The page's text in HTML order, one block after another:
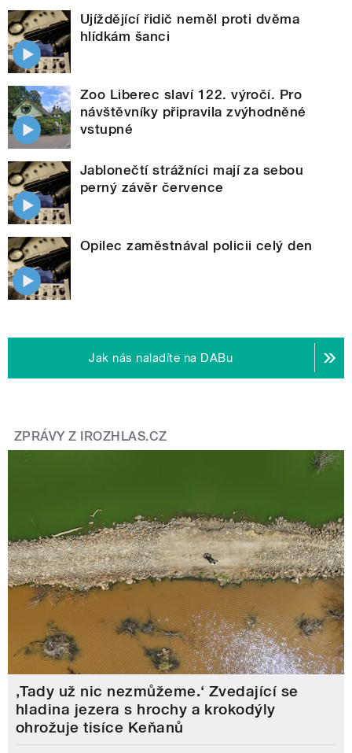
Ujíždějící řidič neměl proti dvěma
hlídkám šanci
Zoo Liberec slaví 122. výročí. Pro
návštěvníky připravila zvýhodněné
vstupné
Jablonečtí strážníci mají za sebou
perný závěr července
Opilec zaměstnával policii celý den
Jak nás naladíte na DABu
ZPRÁVY Z IROZHLAS.CZ
‚Tady už nic nezmůžeme.‘ Zvedající se
hladina jezera s hrochy a krokodýly
ohrožuje tisíce Keňanů